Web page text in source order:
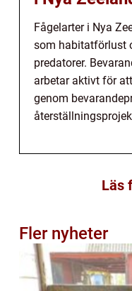
Fågelarter i Nya
som habitatförlust
predatorer.
arbetar aktivt för
genom
Läs
Fler nyheter